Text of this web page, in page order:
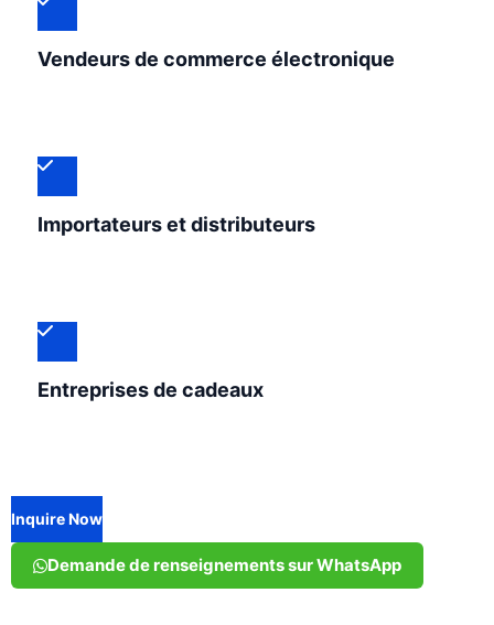
Vendeurs de commerce électronique
Importateurs et distributeurs
Entreprises de cadeaux
Inquire Now
Demande de renseignements sur WhatsApp